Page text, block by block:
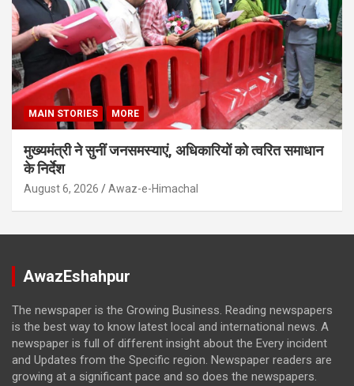
MAIN STORIES MORE
मुख्यमंत्री ने सुनीं जनसमस्याएं, अधिकारियों को त्वरित समाधान
के निर्देश
August 6, 2026 Awaz-e-Himachal
AwazEshahpur
The newspaper is the Growing Business. Reading newspapers
is the best way to know latest local and international news. A
newspaper is full of different insight about the Every incident
and Updates from the Specific region. Newspaper readers are
growing at a significant pace and so does the newspapers.